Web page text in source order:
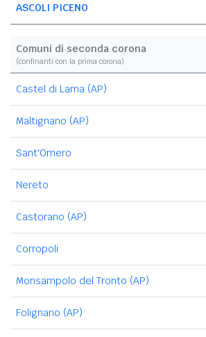
ASCOLI PICENO
Comuni di seconda corona
(confinanti con la prima corona)
Castel di Lama (AP)
Maltignano (AP)
Sant'Omero
Nereto
Castorano (AP)
Corropoli
Monsampolo del Tronto (AP)
Folignano (AP)